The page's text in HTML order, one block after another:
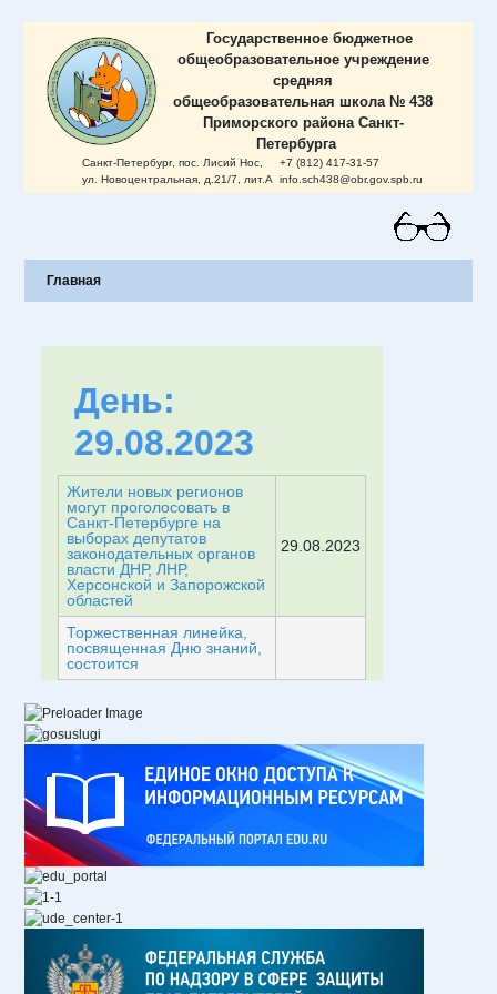
content
Государственное бюджетное
общеобразовательное учреждение
cредняя
общеобразовательная школа № 438
Приморского района Санкт-
Петербурга
Санкт-Петербург, пос. Лисий Нос,
ул. Новоцентральная, д.21/7, лит.А
+7 (812) 417-31-57
info.sch438@obr.gov.spb.ru
Главная
День:
29.08.2023
Жители новых регионов
могут проголосовать в
Санкт-Петербурге на
выборах депутатов
законодательных органов
власти ДНР, ЛНР,
Херсонской и Запорожской
областей
29.08.2023
Торжественная линейка,
посвященная Дню знаний,
состоится